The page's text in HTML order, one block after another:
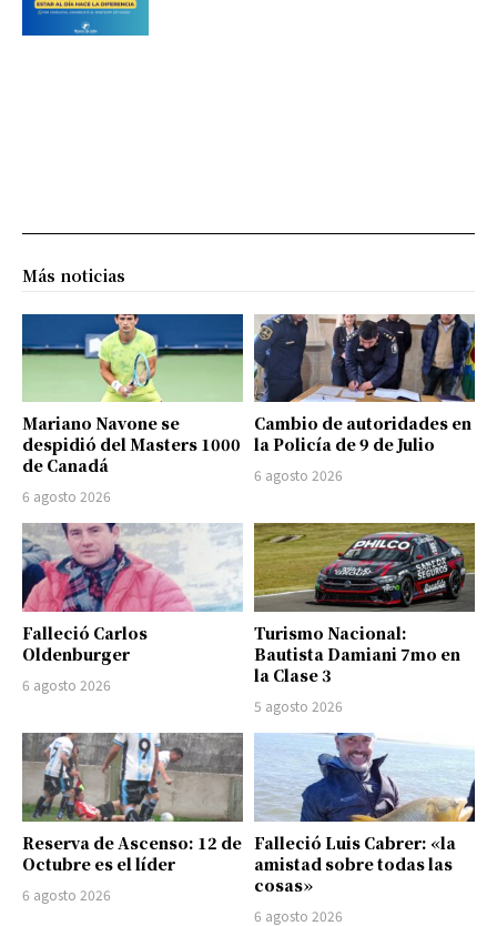
Más noticias
Mariano Navone se
despidió del Masters 1000
de Canadá
6 agosto 2026
Cambio de autoridades en
la Policía de 9 de Julio
6 agosto 2026
Falleció Carlos
Oldenburger
6 agosto 2026
Turismo Nacional:
Bautista Damiani 7mo en
la Clase 3
5 agosto 2026
Reserva de Ascenso: 12 de
Octubre es el líder
6 agosto 2026
Falleció Luis Cabrer: «la
amistad sobre todas las
cosas»
6 agosto 2026